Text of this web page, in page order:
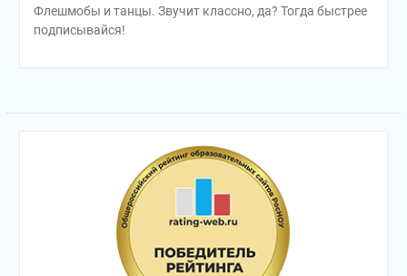
Флешмобы и танцы. Звучит классно, да? Тогда быстрее
подписывайся!